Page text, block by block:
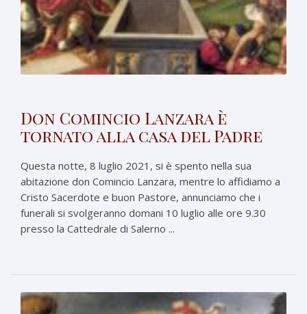
Don Comincio Lanzara è
tornato alla casa del Padre
Questa notte, 8 luglio 2021, si è spento nella sua
abitazione don Comincio Lanzara, mentre lo affidiamo a
Cristo Sacerdote e buon Pastore, annunciamo che i
funerali si svolgeranno domani 10 luglio alle ore 9.30
presso la Cattedrale di Salerno ...